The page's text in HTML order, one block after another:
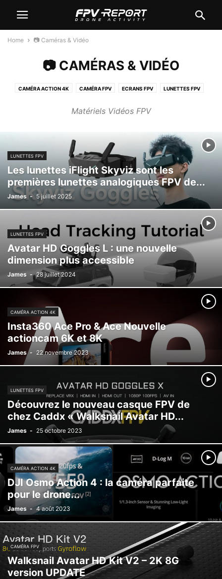
Home 📷 Caméras & Vidéo
📷 CAMÉRAS & VIDÉO
CAMÉRA ACTION 4K CAMÉRA FPV ECRANS FPV LUNETTES FPV
Matériels Vidéos FPV
LUNETTES FPV
Les lunettes iFlight Skyviz sont les
premières lunettes analogiques FPV de...
James - 5 juillet 2025
LUNETTES FPV
Avatar HD Goggles L : une nouvelle
dimension plus accessible
James - 28 juillet 2024
CAMÉRA ACTION 4K
Insta360 Ace Pro & Ace Nouvelle
actioncam 6K et 8K
James - 22 novembre 2023
LUNETTES FPV
Découvrez le nouveau casque FPV de
chez Caddx « Walksnail Avatar HD...
James - 25 octobre 2023
CAMÉRA ACTION 4K
DJI Osmo Action 4 : la caméra parfaite
pour le drone...
James - 4 août 2023
CAMÉRA FPV
Walksnail Avatar HD Kit V2 – 2K 8G
version UPDATE